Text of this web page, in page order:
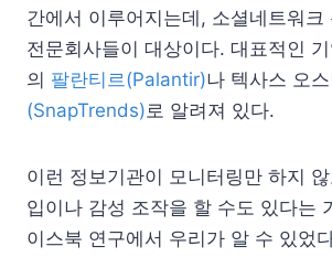
간에서 이루어지는데, 소셜네트워크
전문회사들이 대상이다. 대표적인
의 팔란티르(Palantir)나 텍사스 오스
(SnapTrends)로 알려져 있다.
이런 정보기관이 모니터링만 하지
입이나 감성 조작을 할 수도 있다는
이스북 연구에서 우리가 알 수 있었